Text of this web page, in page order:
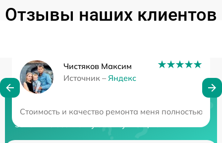
Отзывы наших клиентов
Чистяков Максим
Источник – Яндекс
Стоимость и качество ремонта меня полностью
Нужна консультация?
Закажите бесплатную консультацию